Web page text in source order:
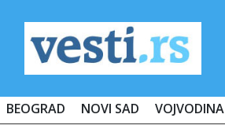
BEOGRAD NOVI SAD VOJVODINA